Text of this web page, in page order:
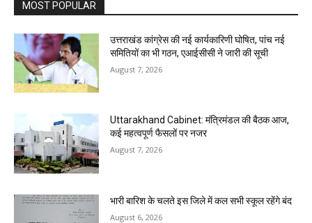
MOST POPULAR
उत्तराखंड कांग्रेस की नई कार्यकारिणी घोषित, पांच नई
समितियों का भी गठन, एआईसीसी ने जारी की सूची
August 7, 2026
Uttarakhand Cabinet: मंत्रिमंडल की बैठक आज,
कई महत्वपूर्ण फैसलों पर नजर
August 7, 2026
भारी बारिश के चलते इस जिले में कल सभी स्कूल रहेंगे बंद
August 6, 2026